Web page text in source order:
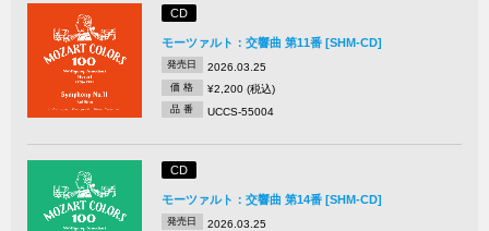
CD
モーツァルト：交響曲 第11番 [SHM-CD]
発売日 2026.03.25
価 格 ¥2,200 (税込)
品 番 UCCS-55004
CD
モーツァルト：交響曲 第14番 [SHM-CD]
発売日 2026.03.25